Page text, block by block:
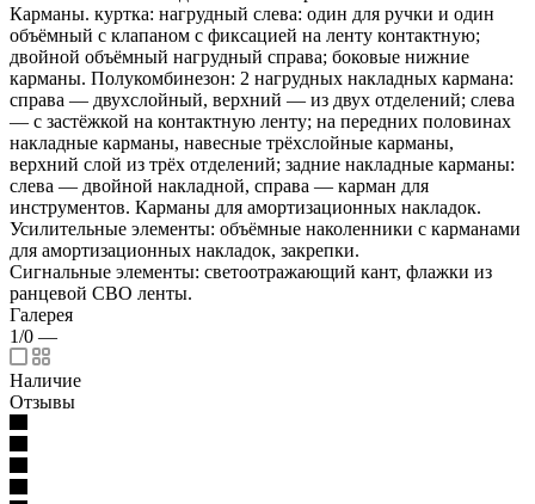
Карманы. куртка: нагрудный слева: один для ручки и один
объёмный с клапаном с фиксацией на ленту контактную;
двойной объёмный нагрудный справа; боковые нижние
карманы. Полукомбинезон: 2 нагрудных накладных кармана:
справа — двухслойный, верхний — из двух отделений; слева
— с застёжкой на контактную ленту; на передних половинах
накладные карманы, навесные трёхслойные карманы,
верхний слой из трёх отделений; задние накладные карманы:
слева — двойной накладной, справа — карман для
инструментов. Карманы для амортизационных накладок.
Усилительные элементы: объёмные наколенники с карманами
для амортизационных накладок, закрепки.
Сигнальные элементы: светоотражающий кант, флажки из
ранцевой СВО ленты.
Галерея
1/0 —
Наличие
Отзывы